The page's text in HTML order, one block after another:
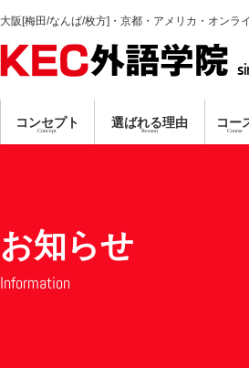
大阪[梅田/なんば/枚方]・京都・アメリカ・オンラ
コンセプト
Concept
選ばれる理由
Reason
コー
Course
お知らせ
Information